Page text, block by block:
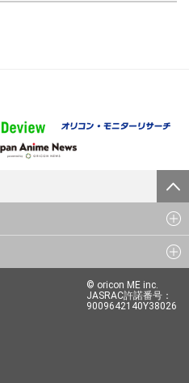
© oricon ME inc.
JASRAC許諾番号：
9009642140Y38026